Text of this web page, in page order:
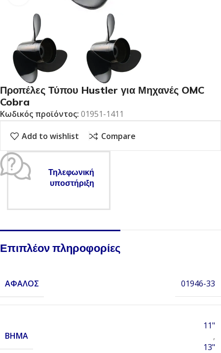
Προπέλες Τύπου Hustler για Μηχανές OMC
Cobra
Κωδικός προϊόντος: 01951-1411
Add to wishlist Compare
Τηλεφωνική
υποστήριξη
Επιπλέον πληροφορίες
ΑΦΑΛΌΣ 01946-33
ΒΉΜΑ
11"
,
13"